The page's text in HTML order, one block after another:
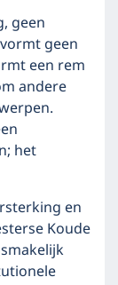
geen
geen
een rem
andere
het
en
Koude